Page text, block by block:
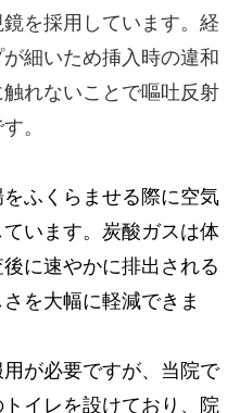
を採用しています。経
細いため挿入時の違和
れないことで嘔吐反射
。
ふくらませる際に空気
います。炭酸ガスは体
に速やかに排出される
を大幅に軽減できま
が必要ですが、当院で
イレを設けており、院